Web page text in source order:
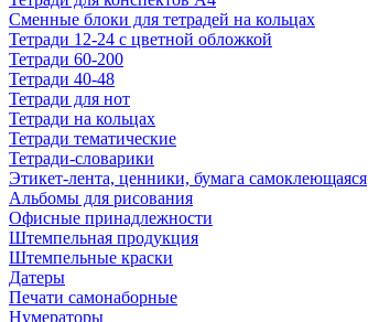
Сменные блоки для тетрадей на кольцах
Тетради 12-24 с цветной обложкой
Тетради 60-200
Тетради 40-48
Тетради для нот
Тетради на кольцах
Тетради тематические
Тетради-словарики
Этикет-лента, ценники, бумага самоклеющаяся
Альбомы для рисования
Офисные принадлежности
Штемпельная продукция
Штемпельные краски
Датеры
Печати самонаборные
Нумераторы